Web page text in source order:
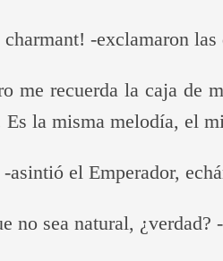
charmant! -exclamaron
me recuerda la caja de
Es la misma melodía, el
asintió el Emperador,
no sea natural, ¿verdad?